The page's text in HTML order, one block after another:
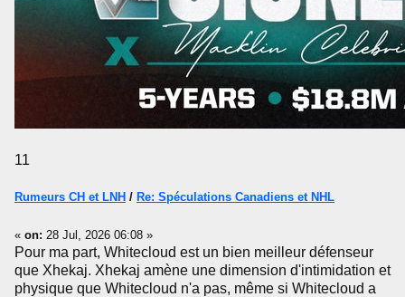
11
Rumeurs CH et LNH / Re: Spéculations Canadiens et NHL
« on: 28 Jul, 2026 06:08 »
Pour ma part, Whitecloud est un bien meilleur défenseur
que Xhekaj. Xhekaj amène une dimension d'intimidation et
physique que Whitecloud n'a pas, même si Whitecloud a